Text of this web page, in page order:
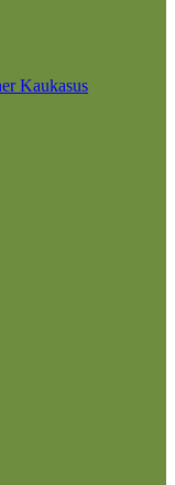
Kaukasus